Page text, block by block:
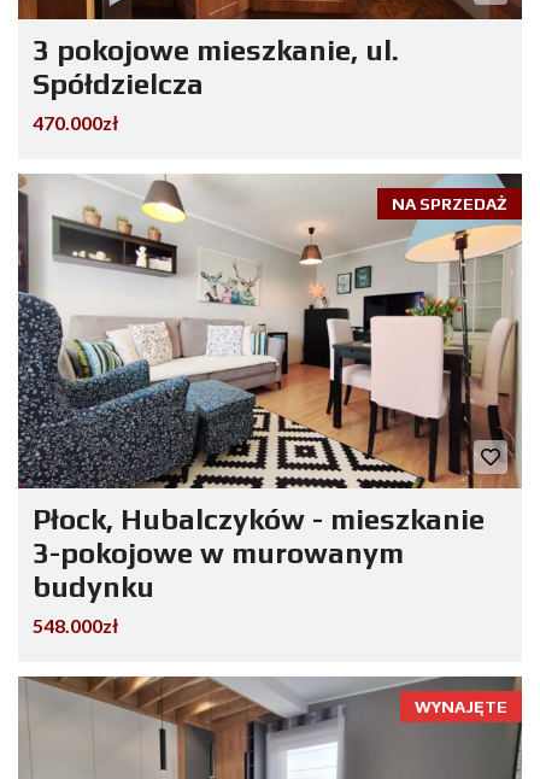
3 pokojowe mieszkanie, ul.
Spółdzielcza
470.000zł
NA SPRZEDAŻ
Płock, Hubalczyków - mieszkanie
3-pokojowe w murowanym
budynku
548.000zł
WYNAJĘTE